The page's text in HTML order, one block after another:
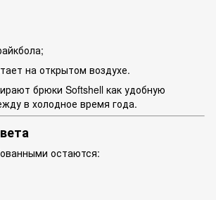
на открытом воздухе.
брюки Softshell как удобную
в холодное время года.
остаются: